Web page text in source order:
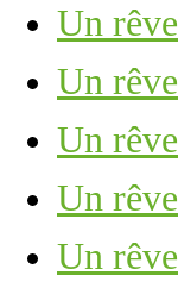
Un rêve
Un rêve
Un rêve
Un rêve
Un rêve